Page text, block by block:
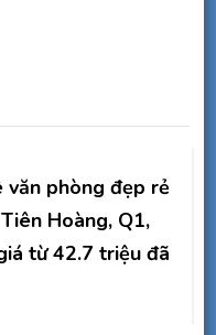
văn phòng đẹp rẻ
Hoàng, Q1,
từ 42.7 triệu đã